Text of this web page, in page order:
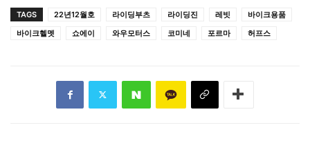
TAGS 22년12월호 라이딩부츠 라이딩진 레빗
바이크용품
바이크헬멧
쇼에이 와우모터스 코미네 포르마 허프스